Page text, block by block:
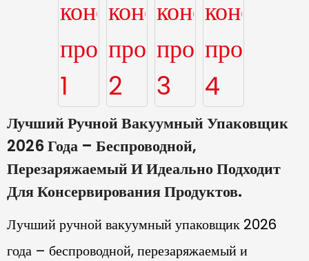
Лучший Ручной Вакуумный Упаковщик
2026 Года – Беспроводной,
Перезаряжаемый И Идеально Подходит
Для Консервирования Продуктов.
Лучший ручной вакуумный упаковщик 2026
года – беспроводной, перезаряжаемый и